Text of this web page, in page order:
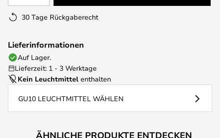
30 Tage Rückgaberecht
Lieferinformationen
Auf Lager.
Lieferzeit: 1 - 3 Werktage
Kein Leuchtmittel enthalten
GU10 LEUCHTMITTEL WÄHLEN
ÄHNLICHE PRODUKTE ENTDECKEN